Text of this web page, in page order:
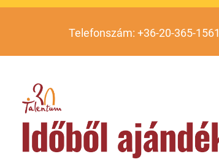
Telefonszám: +36-20-365-1561